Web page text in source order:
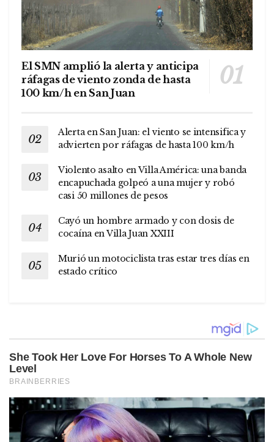
El SMN amplió la alerta y anticipa
ráfagas de viento zonda de hasta
100 km/h en San Juan
Alerta en San Juan: el viento se intensifica y
advierten por ráfagas de hasta 100 km/h
Violento asalto en Villa América: una banda
encapuchada golpeó a una mujer y robó
casi 50 millones de pesos
Cayó un hombre armado y con dosis de
cocaína en Villa Juan XXIII
Murió un motociclista tras estar tres días en
estado crítico